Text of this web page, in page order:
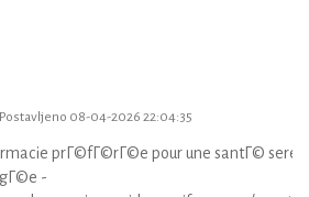
Postavljeno 08-04-2026 22:04:35
prГ©fГ©rГ©e pour une santГ©
-